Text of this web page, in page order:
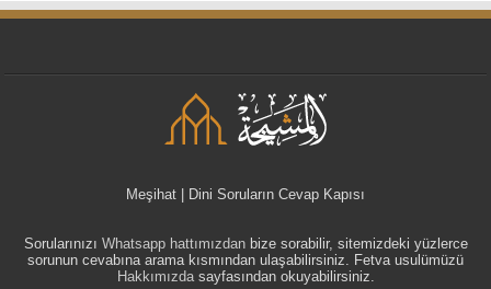
Meşihat | Dini Soruların Cevap Kapısı
Sorularınızı Whatsapp hattımızdanbize sorabilir, sitemizdeki yüzlerce
sorunun cevabına arama kısmından ulaşabilirsiniz. Fetva usulümüzü
Hakkımızdasayfasından okuyabilirsiniz.